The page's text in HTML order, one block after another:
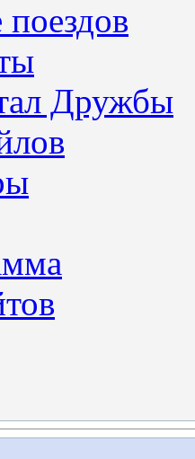
Дружбы